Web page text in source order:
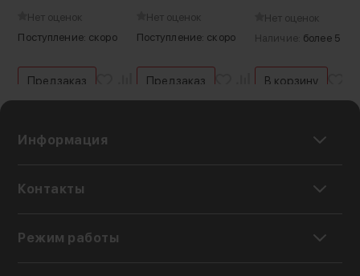
Нет оценок
Поступление: скоро
Предзаказ
GR IV
Нет оценок
Поступление: скоро
Предзаказ
Нет оценок
Наличие: более 5 шт.
В корзину
Информация
Контакты
Режим работы